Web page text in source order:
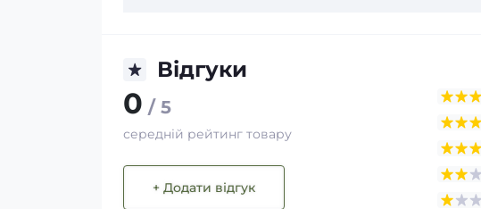
Відгуки
0 / 5
середній рейтинг товару
+ Додати відгук